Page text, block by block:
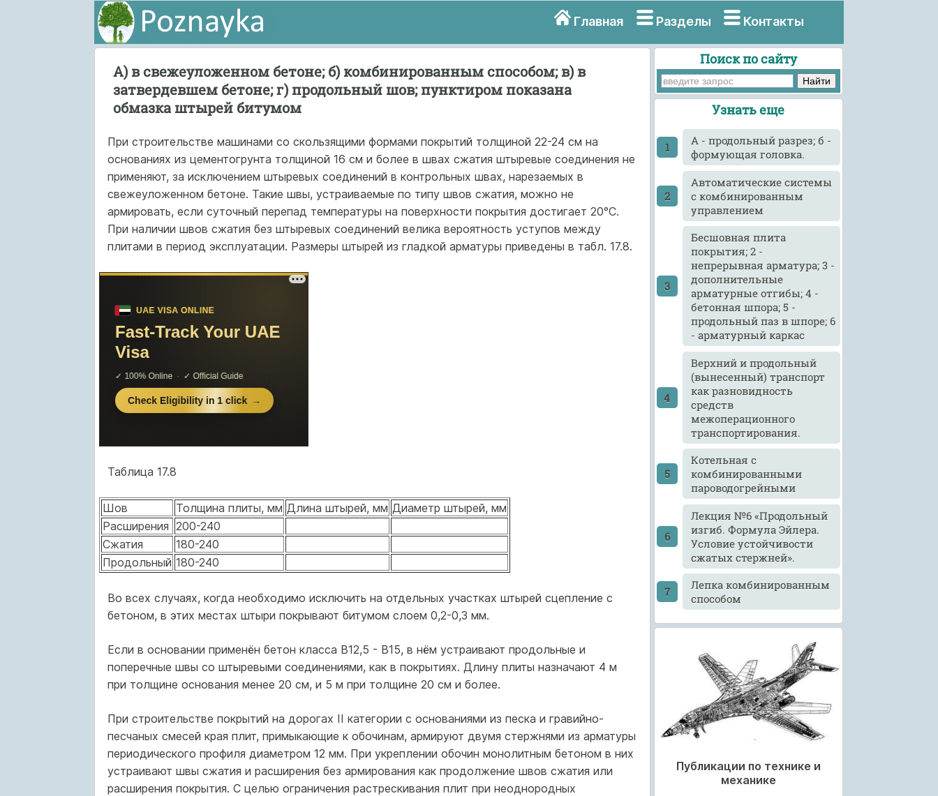
Главная Разделы Контакты
А) в свежеуложенном бетоне; б) комбинированным способом; в) в
затвердевшем бетоне; г) продольный шов; пунктиром показана
обмазка штырей битумом
При строительстве машинами со скользящими формами покрытий толщиной 22-24 см на
основаниях из цементогрунта толщиной 16 см и более в швах сжатия штыревые соединения не
применяют, за исключением штыревых соединений в контрольных швах, нарезаемых в
свежеуложенном бетоне. Такие швы, устраиваемые по типу швов сжатия, можно не
армировать, если суточный перепад температуры на поверхности покрытия достигает 20°С.
При наличии швов сжатия без штыревых соединений велика вероятность уступов между
плитами в период эксплуатации. Размеры штырей из гладкой арматуры приведены в табл. 17.8.
Таблица 17.8
Шов Толщина плиты, мм Длина штырей, мм Диаметр штырей, мм
Расширения 200-240
Сжатия
180-240
Продольный 180-240
Во всех случаях, когда необходимо исключить на отдельных участках штырей сцепление с
бетоном, в этих местах штыри покрывают битумом слоем 0,2-0,3 мм.
Если в основании применён бетон класса В12,5 - В15, в нём устраивают продольные и
поперечные швы со штыревыми соединениями, как в покрытиях. Длину плиты назначают 4 м
при толщине основания менее 20 см, и 5 м при толщине 20 см и более.
При строительстве покрытий на дорогах II категории с основаниями из песка и гравийно-
песчаных смесей края плит, примыкающие к обочинам, армируют двумя стержнями из арматуры
периодического профиля диаметром 12 мм. При укреплении обочин монолитным бетоном в них
устраивают швы сжатия и расширения без армирования как продолжение швов сжатия или
расширения покрытия. С целью ограничения растрескивания плит при неоднородных
Поиск по сайту
Узнать еще
А - продольный разрез; б -
формующая головка.
Автоматические системы
с комбинированным
управлением
Бесшовная плита
покрытия; 2 -
непрерывная арматура; 3 -
дополнительные
арматурные отгибы; 4 -
бетонная шпора; 5 -
продольный паз в шпоре; 6
- арматурный каркас
Верхний и продольный
(вынесенный) транспорт
как разновидность
средств
межоперационного
транспортирования.
Котельная с
комбинированными
пароводогрейными
Лекция №6 «Продольный
изгиб. Формула Эйлера.
Условие устойчивости
сжатых стержней».
Лепка комбинированным
способом
Публикации по технике и
механике